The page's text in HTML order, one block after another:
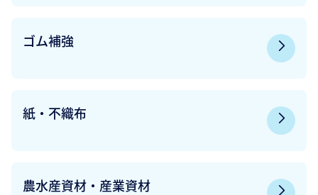
ゴム補強
紙・不織布
農水産資材・産業資材